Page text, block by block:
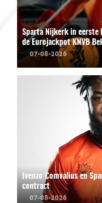
Sparta Nijkerk in eerste
de Eurojackpot KNVB
07-08-2026
Ivenzo Comvalius en
contract
07-08-2026